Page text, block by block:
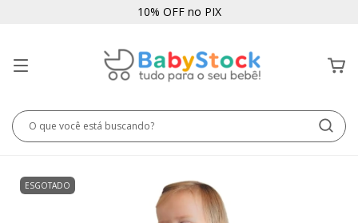
10% OFF no PIX
ESGOTADO